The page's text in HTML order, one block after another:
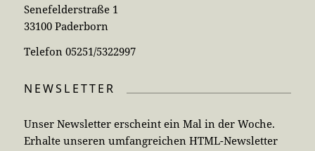
Senefelderstraße 1
33100 Paderborn
Telefon 05251/5322997
NEWSLETTER
Unser Newsletter erscheint ein Mal in der Woche.
Erhalte unseren umfangreichen HTML-Newsletter